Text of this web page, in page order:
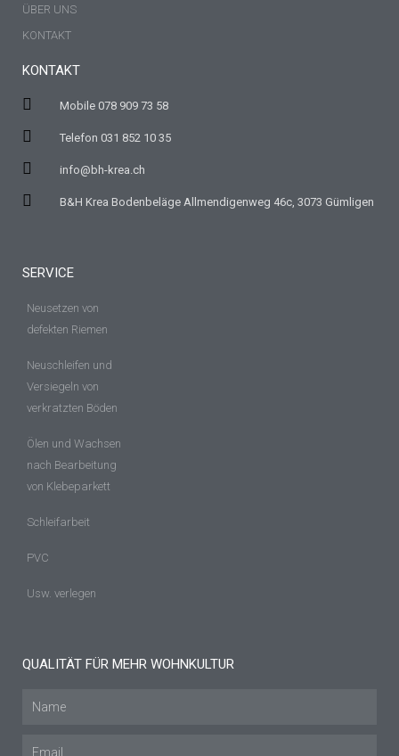
ÜBER UNS
KONTAKT
KONTAKT
Mobile 078 909 73 58
Telefon 031 852 10 35
info@bh-krea.ch
B&H Krea Bodenbeläge Allmendigenweg 46c, 3073 Gümligen
SERVICE
Neusetzen von
defekten Riemen
Neuschleifen und
Versiegeln von
verkratzten Böden
Ölen und Wachsen
nach Bearbeitung
von Klebeparkett
Schleifarbeit
PVC
Usw. verlegen
QUALITÄT FÜR MEHR WOHNKULTUR